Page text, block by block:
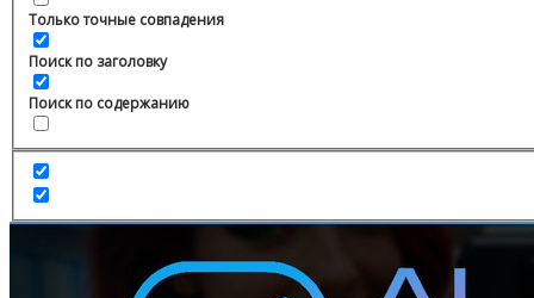
Только точные совпадения
Поиск по заголовку
Поиск по содержанию